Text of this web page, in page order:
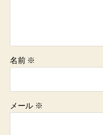
名前 ※
メール ※